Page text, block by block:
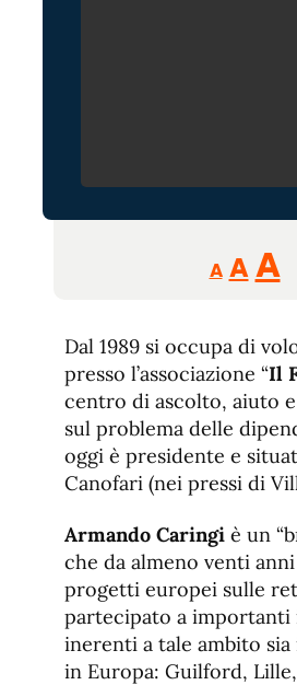
A
Reducir
tamaño
A
de
A
Dal 1989 si occupa di
presso l’associazione “Il
centro di ascolto, aiuto
sul problema delle
oggi è presidente e
Canofari (nei pressi di
Armando Caringi è un
che da almeno venti
progetti europei sulle
partecipato a importanti
inerenti a tale ambito
in Europa: Guilford, Lille,